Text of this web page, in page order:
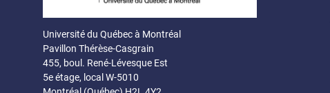
Université du Québec à Montréal
Pavillon Thérèse-Casgrain
455, boul. René-Lévesque Est
5e étage, local W-5010